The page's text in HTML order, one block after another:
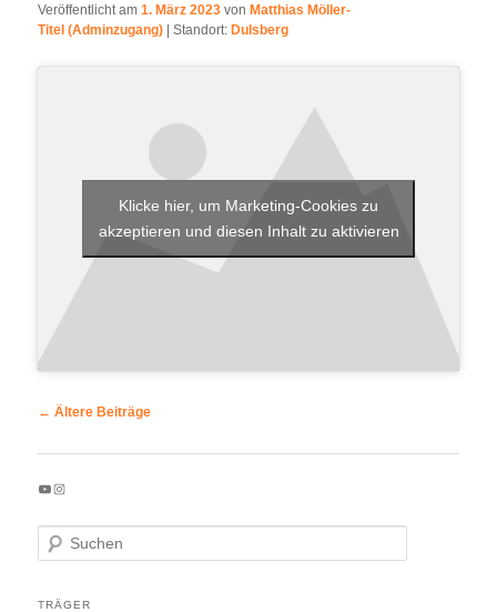
Veröffentlicht am1. März 2023 von Matthias Möller-
Titel (Adminzugang)
| Standort: Dulsberg
Klicke hier, um Marketing-Cookies zu
akzeptieren und diesen Inhalt zu aktivieren
Beitragsnavigation
← Ältere Beiträge
YouTube
Instagram
u
h
TRÄGER